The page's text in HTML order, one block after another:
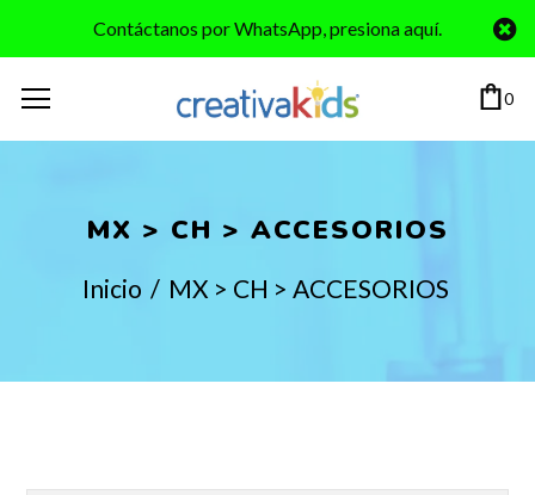
Contáctanos por WhatsApp, presiona aquí.
0
MX > CH > ACCESORIOS
Inicio / MX > CH > ACCESORIOS